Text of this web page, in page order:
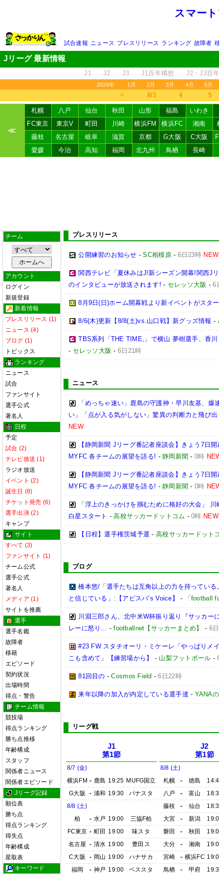
スマー
試合速報 ニュース プレスリリース ランキング 故障者
Jリーグ 最新情報
J1 J2 J3 J1百年構想 J2・J3百
2026年 1月 2月 3月 4月 5月
＜ 8/3 4 5
≪
札幌 八戸 仙台 秋田 山形 福島
いわき
FC東京
東京V 町田 川崎 横浜FM 横浜FC 湘南
藤枝
名古屋 岐阜 滋賀 京都 G大阪 C大阪
愛媛
今治 高知 福岡 北九州 鳥栖 長崎
チーム
アカウント
ログイン
新規登録
新着情報
プレスリリース (1)
ニュース (4)
ブログ (1)
トピックス
ランキング
ニュース
試合
ファンサイト
選手公式
著名人
日程
予定
試合 (2)
テレビ放送 (1)
ラジオ放送
イベント (2)
誕生日 (8)
チケット発売 (6)
選手出演 (2)
キャンプ
サイト
すべて (3)
ファンサイト (1)
チーム公式
選手公式
著名人
メディア (1)
サイトを推薦
選手
選手名鑑
故障者
移籍
エピソード
契約状況
出場時間
得点・警告
チーム情報
競技場
得点ランキング
勝ち点推移
年齢構成
スタッフ
関係者ニュース
関係者エピソード
Jリーグ記録
順位表
勝ち点
得点ランキング
得失点
年齢構成
星取表
キーワード
プレスリリース
公開練習のお知らせ -SC相模原- 6日23時 NEW
関西テレビ「夏休みはJ!新シーズン開幕!関西J
のインタビューが放送されます! - セレッソ大阪 -6
8月9日(日)ホーム開幕戦より新イベントがスタ
8/6(木)更新【8/8(土)vs.山口戦】新グッズ情報 -
TBS系列「THE TIME,」で横山 夢樹選手、香
- セレッソ大阪 - 6日21時
ニュース
「めっちゃ速い」鹿島の守護神・早川友基、
い」「点が入る気がしない」驚異の判断力と飛び
NEW
【静岡新聞 Jリーグ番記者座談会】きょう7日
MYFC 各チームの展望を語る! -静岡新聞 - 0時
【静岡新聞 Jリーグ番記者座談会】きょう7日
MYFC 各チームの展望を語る! -静岡新聞 - 0時
「浮上のきっかけを掴むために格好の大会」
白星スタート -高校サッカードットコム -0時 NEW
【日程】選手権茨城予選 -高校サッカードット
ブログ
橋本悠/「選手たちは互角以上の力を持ってい
と信じている」:【アビスパ’s Voice】
- 「football
川淵三郎さん、北中米W杯振り返り『サッカ
レーに怒り… -footballnet【サッカーまとめ】 - 6
#23 FW スタチオーリ・ミケーレ「やっぱりメ
こも含めて」【練習場から】
- 山梨フットボール -
81回目の -Cosmos Field -6日22時
来年以降の加入が内定している選手達 - YANA
リーグ戦
J1
第1節
8/7 (金)
横浜FM - 鹿島 19:25 MUFG国立
G大阪
- 浦和 19:30
パナスタ
8/8 (土)
柏
- 水戸 19:00
三協F柏
FC東京 - 町田 19:00
味スタ
名古屋 - 清水 19:00
豊田ス
C大阪
- 岡山 19:00
ハナサカ
福岡
- 神戸 19:00
ベススタ
J2
第1節
8/8 (土)
札幌
- 徳島
八戸
- 富山
藤枝
- 仙台
大宮
- 新潟
磐田
- 秋田
大分
- 湘南
宮崎
- 横浜FC
鳥栖
- 甲府